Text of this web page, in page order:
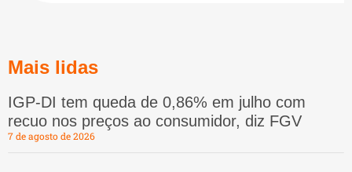
Mais lidas
IGP-DI tem queda de 0,86% em julho com
recuo nos preços ao consumidor, diz FGV
7 de agosto de 2026